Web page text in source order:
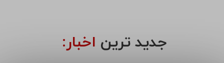
جدید ترین اخبار: